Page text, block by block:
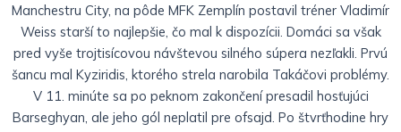
Manchestru City, na pôde MFK Zemplín postavil tréner Vladimír
Weiss starší to najlepšie, čo mal k dispozícii. Domáci sa však
pred vyše trojtisícovou návštevou silného súpera nezľakli. Prvú
šancu mal Kyziridis, ktorého strela narobila Takáčovi problémy.
V 11. minúte sa po peknom zakončení presadil hosťujúci
Barseghyan, ale jeho gól neplatil pre ofsajd. Po štvrťhodine hry